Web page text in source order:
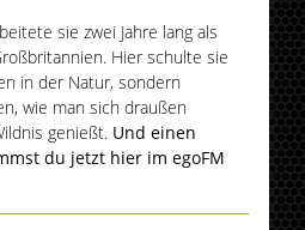
sie zwei Jahre lang als
Hier schulte sie
in der Natur, sondern
wie man sich draußen
genießt. Und einen
du jetzt hier im egoFM